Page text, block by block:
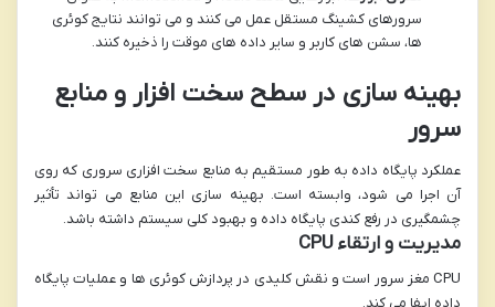
سرورهای کشینگ مستقل عمل می کنند و می توانند نتایج کوئری
ها، سشن های کاربر و سایر داده های موقت را ذخیره کنند.
بهینه سازی در سطح سخت افزار و منابع
سرور
عملکرد پایگاه داده به طور مستقیم به منابع سخت افزاری سروری که روی
آن اجرا می شود، وابسته است. بهینه سازی این منابع می تواند تأثیر
چشمگیری در رفع کندی پایگاه داده و بهبود کلی سیستم داشته باشد.
مدیریت و ارتقاء CPU
CPU مغز سرور است و نقش کلیدی در پردازش کوئری ها و عملیات پایگاه
داده ایفا می کند.